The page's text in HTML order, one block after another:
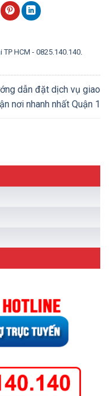
HCM - 0825.140.140
dẫn đặt dịch vụ giao
nơi nhanh nhất Quận 1